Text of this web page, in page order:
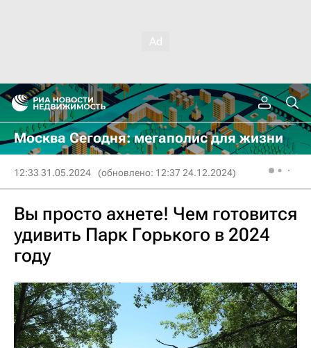
Москва Сегодня: мегаполис для жизни
12:33 31.05.2024 (обновлено: 12:37 24.12.2024)
Вы просто ахнете! Чем готовится
удивить Парк Горького в 2024
году